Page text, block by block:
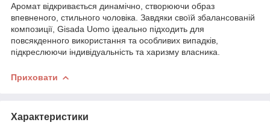
Аромат відкривається динамічно, створюючи образ
впевненого, стильного чоловіка. Завдяки своїй збалансованій
композиції, Gisada Uomo ідеально підходить для
повсякденного використання та особливих випадків,
підкреслюючи індивідуальність та харизму власника.
Приховати
Характеристики